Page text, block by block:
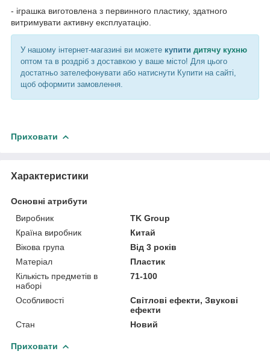
- іграшка виготовлена з первинного пластику, здатного
витримувати активну експлуатацію.
У нашому інтернет-магазині ви можете купити дитячу кухню
оптом та в роздріб з доставкою у ваше місто! Для цього
достатньо зателефонувати або натиснути Купити на сайті,
щоб оформити замовлення.
Приховати
Характеристики
Основні атрибути
Виробник
TK Group
Країна виробник
Китай
Вікова група
Від 3 років
Матеріал
Пластик
Кількість предметів в
наборі
71-100
Особливості
Світлові ефекти, Звукові
ефекти
Стан
Новий
Приховати